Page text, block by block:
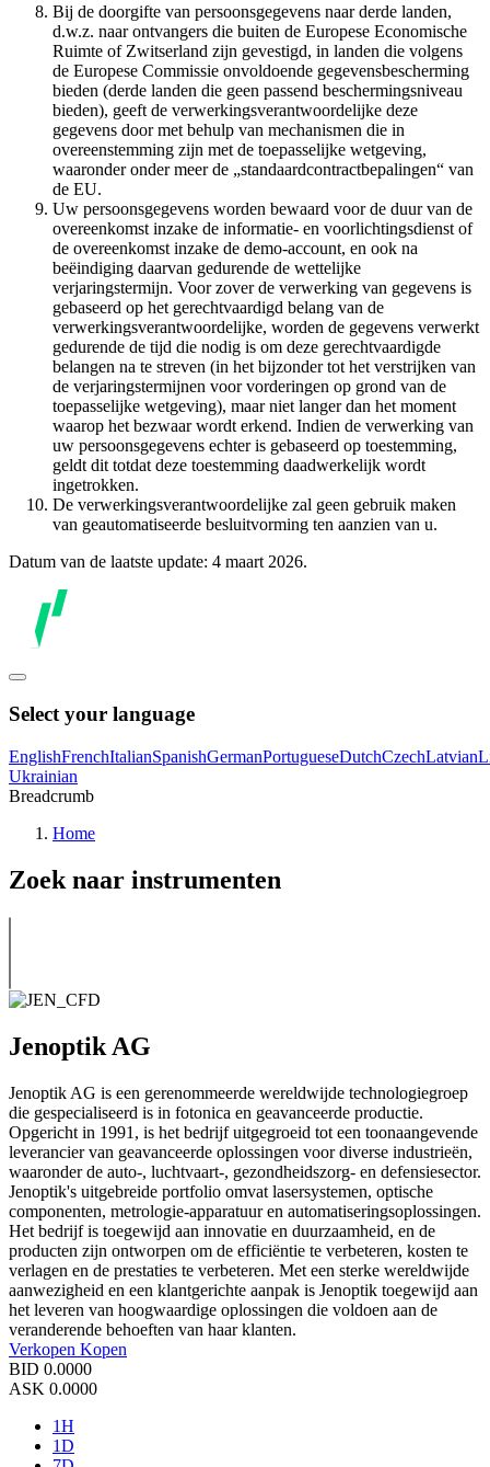
Bij de doorgifte van persoonsgegevens naar derde landen,
d.w.z. naar ontvangers die buiten de Europese Economische
Ruimte of Zwitserland zijn gevestigd, in landen die volgens
de Europese Commissie onvoldoende gegevensbescherming
bieden (derde landen die geen passend beschermingsniveau
bieden), geeft de verwerkingsverantwoordelijke deze
gegevens door met behulp van mechanismen die in
overeenstemming zijn met de toepasselijke wetgeving,
waaronder onder meer de „standaardcontractbepalingen“ van
de EU.
Uw persoonsgegevens worden bewaard voor de duur van de
overeenkomst inzake de informatie- en voorlichtingsdienst of
de overeenkomst inzake de demo-account, en ook na
beëindiging daarvan gedurende de wettelijke
verjaringstermijn. Voor zover de verwerking van gegevens is
gebaseerd op het gerechtvaardigd belang van de
verwerkingsverantwoordelijke, worden de gegevens verwerkt
gedurende de tijd die nodig is om deze gerechtvaardigde
belangen na te streven (in het bijzonder tot het verstrijken van
de verjaringstermijnen voor vorderingen op grond van de
toepasselijke wetgeving), maar niet langer dan het moment
waarop het bezwaar wordt erkend. Indien de verwerking van
uw persoonsgegevens echter is gebaseerd op toestemming,
geldt dit totdat deze toestemming daadwerkelijk wordt
ingetrokken.
De verwerkingsverantwoordelijke zal geen gebruik maken
van geautomatiseerde besluitvorming ten aanzien van u.
Datum van de laatste update: 4 maart 2026.
Select your language
EnglishFrenchItalianSpanishGermanPortugueseDutchCzechLatvian
Ukrainian
Breadcrumb
Home
Zoek naar instrumenten
Jenoptik AG
Jenoptik AG is een gerenommeerde wereldwijde technologiegroep
die gespecialiseerd is in fotonica en geavanceerde productie.
Opgericht in 1991, is het bedrijf uitgegroeid tot een toonaangevende
leverancier van geavanceerde oplossingen voor diverse industrieën,
waaronder de auto-, luchtvaart-, gezondheidszorg- en defensiesector.
Jenoptik's uitgebreide portfolio omvat lasersystemen, optische
componenten, metrologie-apparatuur en automatiseringsoplossingen.
Het bedrijf is toegewijd aan innovatie en duurzaamheid, en de
producten zijn ontworpen om de efficiëntie te verbeteren, kosten te
verlagen en de prestaties te verbeteren. Met een sterke wereldwijde
aanwezigheid en een klantgerichte aanpak is Jenoptik toegewijd aan
het leveren van hoogwaardige oplossingen die voldoen aan de
veranderende behoeften van haar klanten.
Verkopen Kopen
BID 0.0000
ASK 0.0000
1H
1D